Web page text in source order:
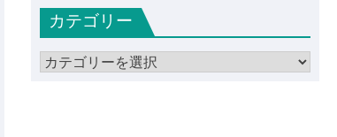
イ
ブ
カテゴリー
カ